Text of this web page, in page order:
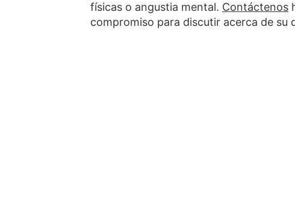
físicas o angustia mental. Contáctenos
compromiso para discutir acerca de su